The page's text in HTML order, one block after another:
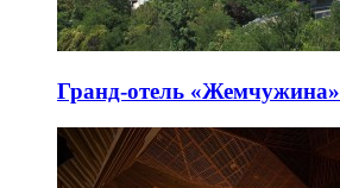
Гранд-отель «Жемчужина»